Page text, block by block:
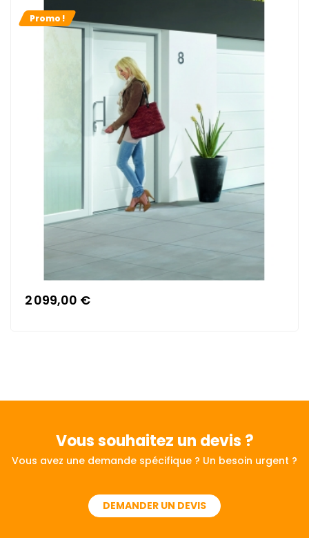
Promo !
2 099,00 €
Vous souhaitez un devis ?
Vous avez une demande spécifique ? Un besoin urgent ?
DEMANDER UN DEVIS